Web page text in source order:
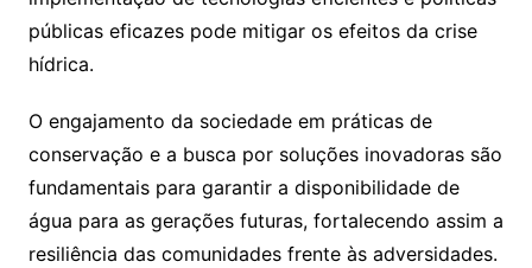
públicas eficazes pode mitigar os efeitos da crise
hídrica.
O engajamento da sociedade em práticas de
conservação e a busca por soluções inovadoras são
fundamentais para garantir a disponibilidade de
água para as gerações futuras, fortalecendo assim a
resiliência das comunidades frente às adversidades.